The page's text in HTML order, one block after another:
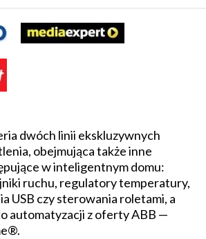
dwóch linii ekskluzywnych
obejmująca także inne
w inteligentnym domu:
ruchu, regulatory temperatury,
USB czy sterowania roletami, a
automatyzacji z oferty ABB —